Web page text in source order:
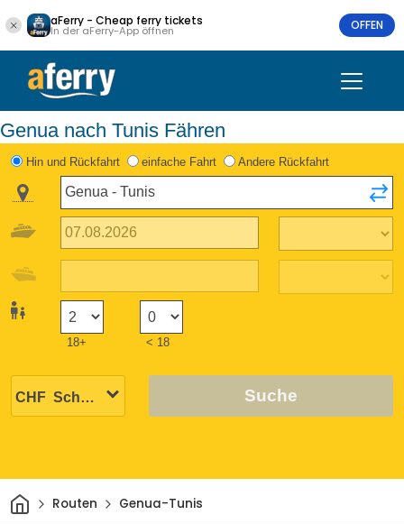
aFerry - Cheap ferry tickets
In der aFerry-App öffnen OFFEN
Genua nach Tunis Fähren
Hin und Rückfahrt einfache Fahrt Andere Rückfahrt
18+ < 18
Suche
HeimRouten Genua-Tunis